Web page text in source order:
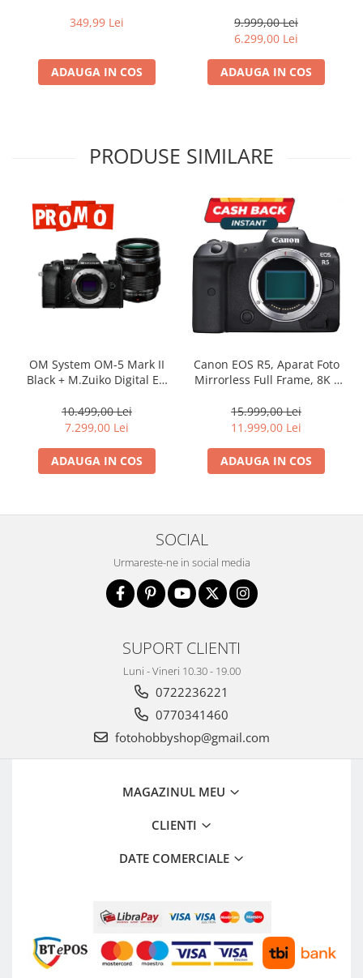
2200mAh)
349,99 Lei
ADAUGA IN COS
intemperii pentru wildlife și
sport
9.999,00 Lei
6.299,00 Lei
ADAUGA IN COS
PRODUSE SIMILARE
OM System OM-5 Mark II
Black + M.Zuiko Digital ED
Kit – camera mirrorless
Micro Four Thirds 20.4MP
10.499,00 Lei
7.299,00 Lei
ADAUGA IN COS
Canon EOS R5, Aparat Foto
Mirrorless Full Frame, 8K -
15.999,00 Lei
11.999,00 Lei
ADAUGA IN COS
SOCIAL
Urmareste-ne in social media
SUPORT CLIENTI
Luni - Vineri 10.30 - 19.00
0722236221
0770341460
fotohobbyshop@gmail.com
MAGAZINUL MEU
CLIENTI
DATE COMERCIALE